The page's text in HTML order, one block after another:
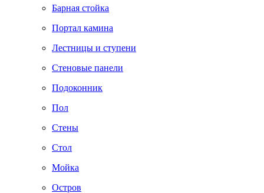
Барная стойка
Портал камина
Лестницы и ступени
Стеновые панели
Подоконник
Пол
Cтены
Стол
Мойка
Остров